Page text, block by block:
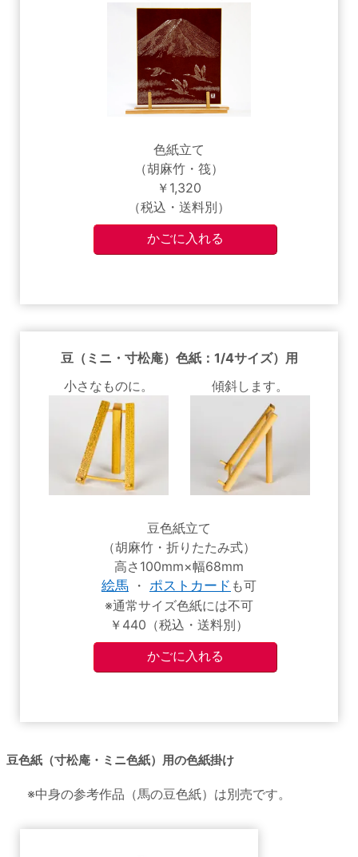
色紙立て
（胡麻竹・筏）
￥1,320
（税込・送料別）
豆（ミニ・寸松庵）色紙：1/4サイズ）用
小さなものに。
傾斜します。
豆色紙立て
（胡麻竹・折りたたみ式）
高さ100mm×幅68mm
絵馬 ・ ポストカード も可
※通常サイズ色紙には不可
￥440（税込・送料別）
豆色紙（寸松庵・ミニ色紙）用の色紙掛け
※中身の参考作品（馬の豆色紙）は別売です。